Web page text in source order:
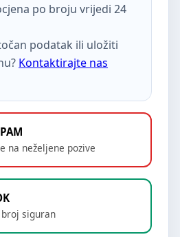
po broju vrijedi 24
podatak ili uložiti
Kontaktirajte nas
na neželjene pozive
siguran